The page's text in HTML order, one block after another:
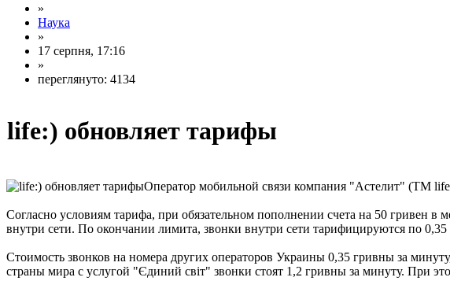
»
Наука
»
17 серпня, 17:16
»
переглянуто: 4134
life:) обновляет тарифы
Оператор мобильной связи компания "Астелит" (ТМ
Согласно условиям тарифа, при обязательном пополнении счета на 50 гривен в
внутри сети. По окончании лимита, звонки внутри сети тарифицируются по
Стоимость звонков на номера других операторов Украины 0,35 гривны за
страны мира с услугой "Єдиний світ" звонки стоят 1,2 гривны за минуту. При